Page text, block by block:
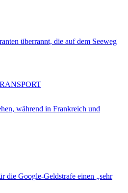
überrannt, die auf dem Seeweg
während in Frankreich und
die Google-Geldstrafe einen „sehr